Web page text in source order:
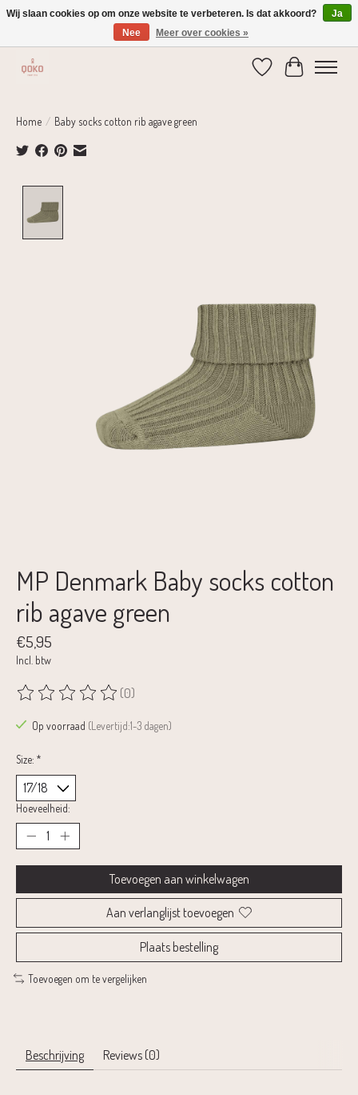
Verzending 1-2 dagen | Gratis verzending vanaf € 75,-
Verlanglijst
Home / Baby socks cotton rib agave green
MP Denmark Baby socks cotton
rib agave green
€5,95
Incl. btw
De beoordeling van dit product is
(0)
Op voorraad (Levertijd:1-3 dagen)
Size: *
Hoeveelheid:
Toevoegen aan winkelwagen
Aan verlanglijst toevoegen
Plaats bestelling
Toevoegen om te vergelijken
Beschrijving Reviews (0)
Wij slaan cookies op om onze website te verbeteren. Is dat akkoord?
Ja
Nee
Meer over cookies »